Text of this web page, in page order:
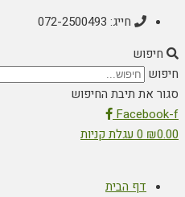
חייג: 072-2500493
חיפוש
חיפוש
סגור את תיבת החיפוש
Facebook-f
₪0.00
0 עגלת קניות
דף הבית